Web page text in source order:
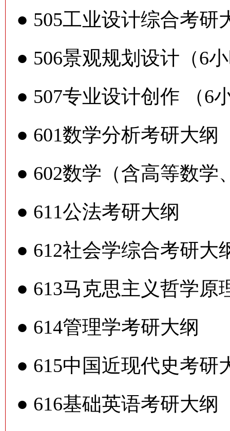
● 505工业设计综合考研
● 506景观规划设计（6
● 507专业设计创作 （6
● 601数学分析考研大纲
● 602数学（含高等数学
● 611公法考研大纲
● 612社会学综合考研大
● 613马克思主义哲学原
● 614管理学考研大纲
● 615中国近现代史考研
● 616基础英语考研大纲